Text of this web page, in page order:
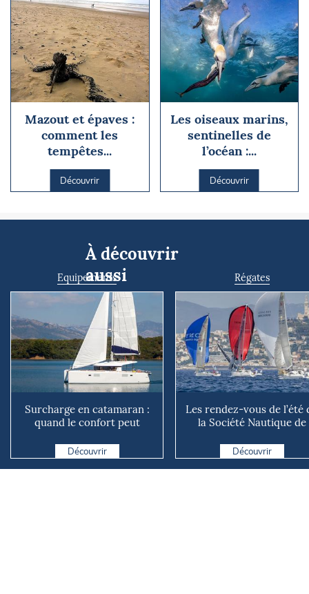
Mazout et épaves :
comment les
tempêtes...
Découvrir
Les oiseaux marins,
sentinelles de
l’océan :...
Découvrir
À découvrir
aussi
Equipements
Surcharge en catamaran :
quand le confort peut
Découvrir
Régates
Les rendez-vous de l’été
la Société Nautique de
Découvrir